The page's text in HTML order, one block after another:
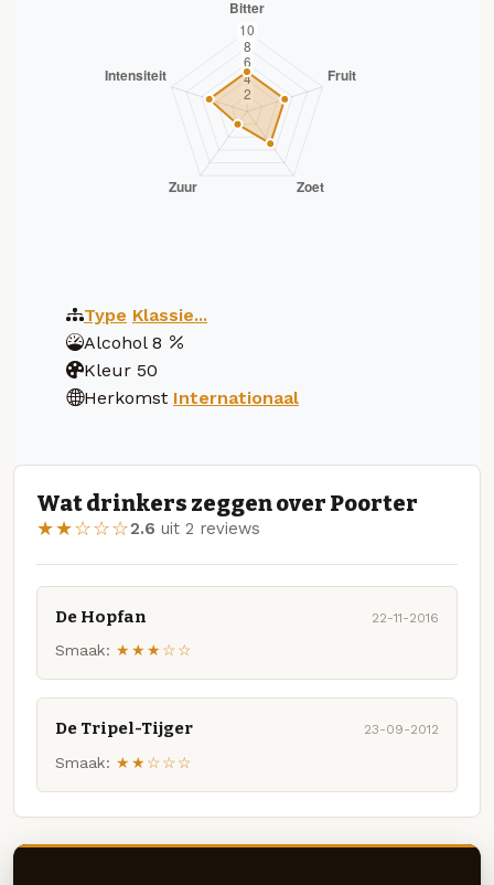
Type Klassie...
Alcohol 8
Kleur 50
Herkomst Internationaal
Wat drinkers zeggen over Poorter
★★☆☆☆2.6 uit 2 reviews
De Hopfan 22-11-2016
Smaak: ★★★☆☆
De Tripel-Tijger 23-09-2012
Smaak: ★★☆☆☆